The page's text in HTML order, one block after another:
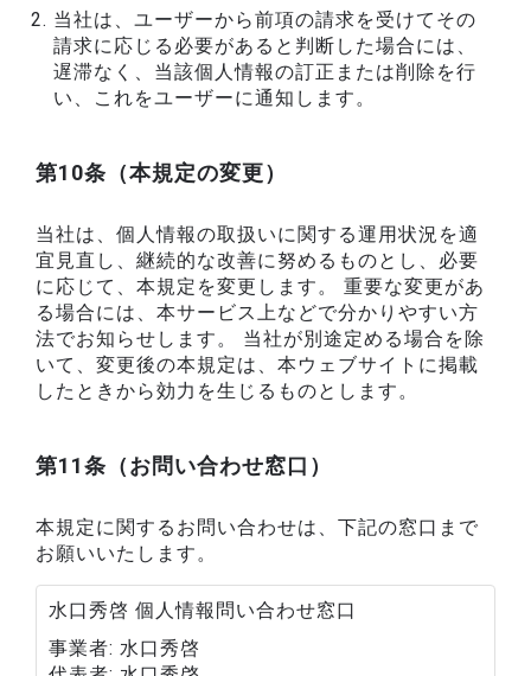
当社は、ユーザーから前項の請求を受けてその
請求に応じる必要があると判断した場合には、
遅滞なく、当該個人情報の訂正または削除を行
い、これをユーザーに通知します。
第10条（本規定の変更）
当社は、個人情報の取扱いに関する運用状況を適
宜見直し、継続的な改善に努めるものとし、必要
に応じて、本規定を変更します。 重要な変更があ
る場合には、本サービス上などで分かりやすい方
法でお知らせします。 当社が別途定める場合を除
いて、変更後の本規定は、本ウェブサイトに掲載
したときから効力を生じるものとします。
第11条（お問い合わせ窓口）
本規定に関するお問い合わせは、下記の窓口まで
お願いいたします。
水口秀啓 個人情報問い合わせ窓口
事業者 水口秀啓